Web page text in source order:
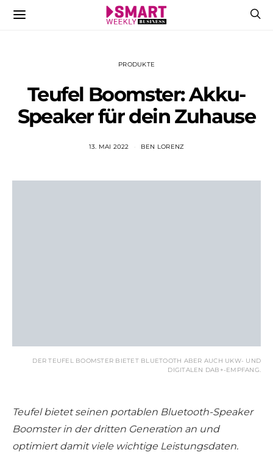
PRODUKTE
Teufel Boomster: Akku-
Speaker für dein Zuhause
13. MAI 2022 BEN LORENZ
DER TEUFEL BOOMSTER BIETET BLUETOOTH ABER AUCH UKW- UND
DIGITALEN DAB+-EMPFANG.
Teufel bietet seinen portablen Bluetooth-Speaker
Boomster in der dritten Generation an und
optimiert damit viele wichtige Leistungsdaten.